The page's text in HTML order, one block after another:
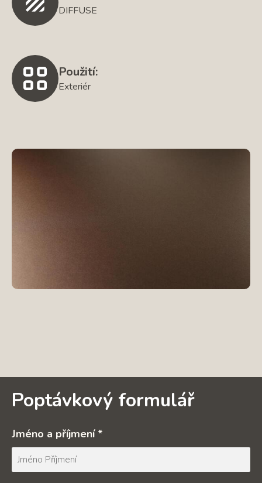
DIFFUSE
Použití:
Exteriér
Poptávkový formulář
Jméno a příjmení *